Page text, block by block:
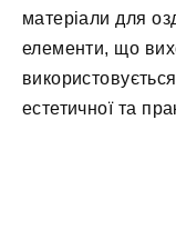
матеріали для
елементи, що
естетичної та